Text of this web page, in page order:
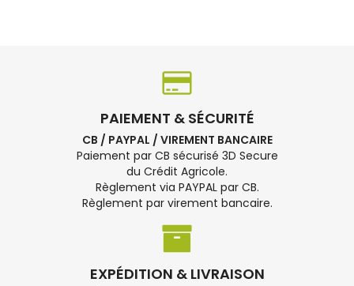
PAIEMENT & SÉCURITÉ
CB / PAYPAL / VIREMENT BANCAIRE
Paiement par CB sécurisé 3D Secure
du Crédit Agricole.
Règlement via PAYPAL par CB.
Règlement par virement bancaire.
EXPÉDITION & LIVRAISON